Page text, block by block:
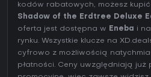
kodów rabatowych, możesz kupić
Shadow of the Erdtree Deluxe
oferta jest dostępna w Eneba i
rynku. Wszystkie klucze na
cyfrowo z możliwością
płatności. Ceny uwzględniają już